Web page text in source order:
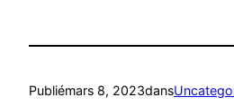
Publiémars 8, 2023dans